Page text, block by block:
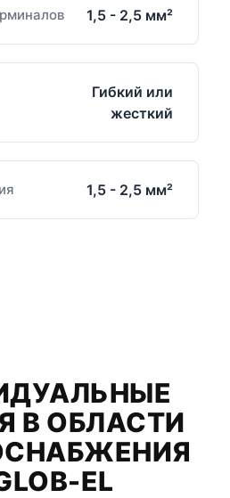
1,5 - 2,5 мм²
Гибкий или
жесткий
1,5 - 2,5 мм²
В ОБЛАСТИ
EL